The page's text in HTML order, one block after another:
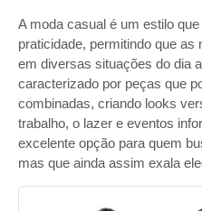
A moda casual é um estilo
praticidade, permitindo que
em diversas situações do dia
caracterizado por peças que
combinadas, criando looks
trabalho, o lazer e eventos
excelente opção para quem
mas que ainda assim exala